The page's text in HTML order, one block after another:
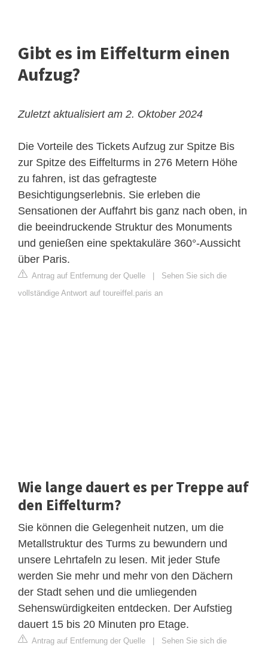
Gibt es im Eiffelturm einen
Aufzug?
Zuletzt aktualisiert am 2. Oktober 2024
Die Vorteile des Tickets Aufzug zur Spitze Bis
zur Spitze des Eiffelturms in 276 Metern Höhe
zu fahren, ist das gefragteste
Besichtigungserlebnis. Sie erleben die
Sensationen der Auffahrt bis ganz nach oben, in
die beeindruckende Struktur des Monuments
und genießen eine spektakuläre 360°-Aussicht
über Paris.
Antrag auf Entfernung der Quelle
Sehen Sie sich die
vollständige Antwort auf toureiffel.paris an
Wie lange dauert es per Treppe auf
den Eiffelturm?
Sie können die Gelegenheit nutzen, um die
Metallstruktur des Turms zu bewundern und
unsere Lehrtafeln zu lesen. Mit jeder Stufe
werden Sie mehr und mehr von den Dächern
der Stadt sehen und die umliegenden
Sehenswürdigkeiten entdecken. Der Aufstieg
dauert 15 bis 20 Minuten pro Etage.
Antrag auf Entfernung der Quelle
Sehen Sie sich die